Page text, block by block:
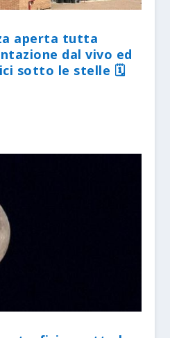
aperta tutta
dal vivo ed
sotto le stelle 🗓